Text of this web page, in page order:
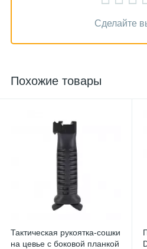
Сделайте
Похожие товары
Тактическая рукоятка-сошки
на цевье с боковой планкой